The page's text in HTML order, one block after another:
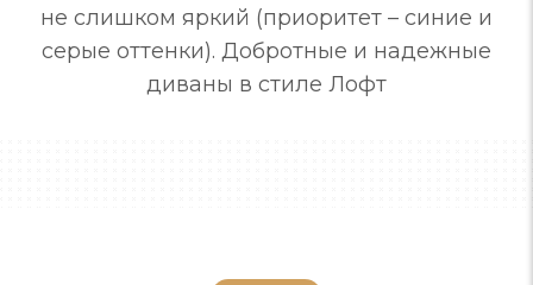
не слишком яркий (приоритет – синие и
серые оттенки). Добротные и надежные
диваны в стиле Лофт